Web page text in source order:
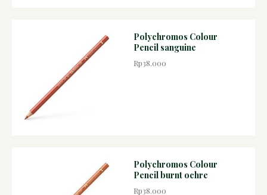
Polychromos Colour
Pencil sanguine
Rp38.000
Polychromos Colour
Pencil burnt ochre
Rp38.000